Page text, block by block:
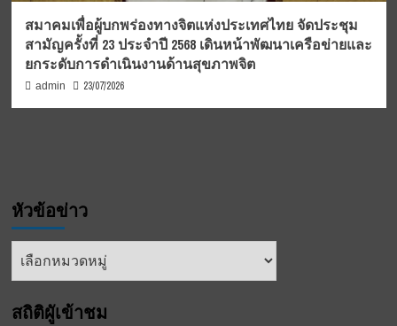
สมาคมเพื่อผู้บกพร่องทางจิตแห่งประเทศไทย จัดประชุม
สามัญครั้งที่ 23 ประจำปี 2568 เดินหน้าพัฒนาเครือข่ายและ
ยกระดับการดำเนินงานด้านสุขภาพจิต
admin 23/07/2026
หัวข้อข่าว
หัวข้อ
สถิติผูัเข้าชม